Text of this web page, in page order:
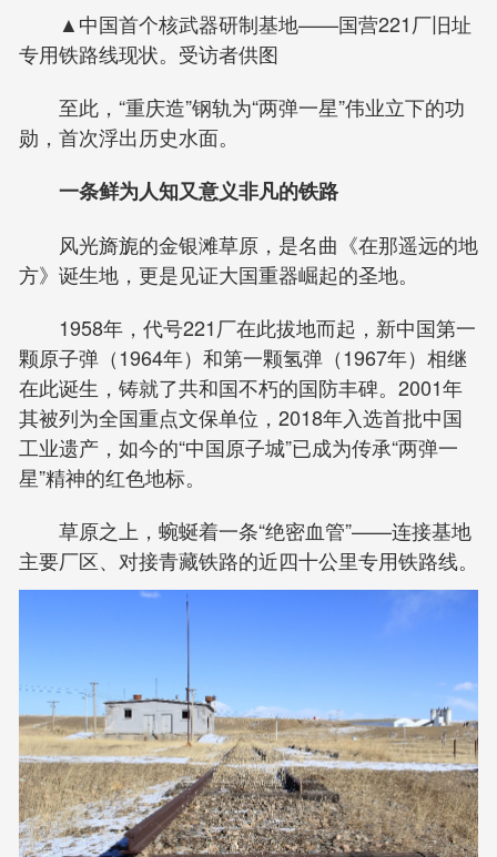
▲中国首个核武器研制基地——国营221厂旧址
专用铁路线现状。受访者供图
至此，“重庆造”钢轨为“两弹一星”伟业立下的功
勋，首次浮出历史水面。
一条鲜为人知又意义非凡的铁路
风光旖旎的金银滩草原，是名曲《在那遥远的地
方》诞生地，更是见证大国重器崛起的圣地。
1958年，代号221厂在此拔地而起，新中国第一
颗原子弹（1964年）和第一颗氢弹（1967年）相继
在此诞生，铸就了共和国不朽的国防丰碑。2001年
其被列为全国重点文保单位，2018年入选首批中国
工业遗产，如今的“中国原子城”已成为传承“两弹一
星”精神的红色地标。
草原之上，蜿蜒着一条“绝密血管”——连接基地
主要厂区、对接青藏铁路的近四十公里专用铁路线。